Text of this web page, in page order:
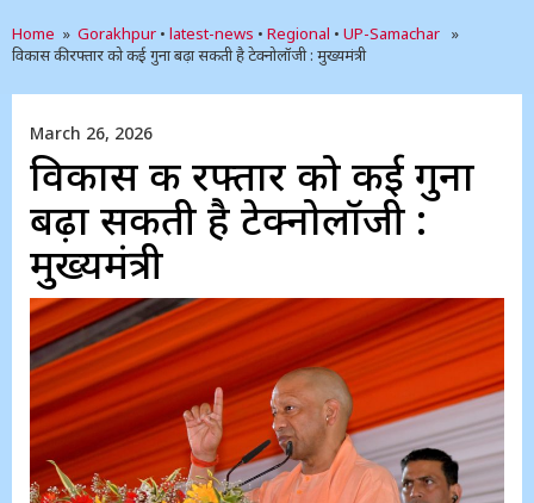
Home » Gorakhpur • latest-news • Regional • UP-Samachar »
विकास की रफ्तार को कई गुना बढ़ा सकती है टेक्नोलॉजी : मुख्यमंत्री
March 26, 2026
विकास की रफ्तार को कई गुना
बढ़ा सकती है टेक्नोलॉजी :
मुख्यमंत्री